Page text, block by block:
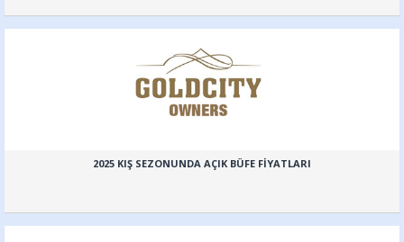
2025 KIŞ SEZONUNDA AÇIK BÜFE FİYATLARI